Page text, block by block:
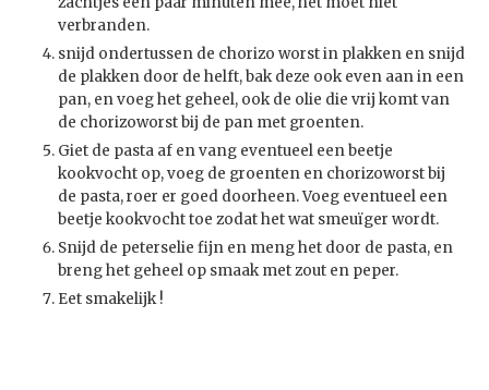
verbranden.
snijd ondertussen de chorizo worst in plakken en snijd
de plakken door de helft, bak deze ook even aan in een
pan, en voeg het geheel, ook de olie die vrij komt van
de chorizoworst bij de pan met groenten.
Giet de pasta af en vang eventueel een beetje
kookvocht op, voeg de groenten en chorizoworst bij
de pasta, roer er goed doorheen. Voeg eventueel een
beetje kookvocht toe zodat het wat smeuïger wordt.
Snijd de peterselie fijn en meng het door de pasta, en
breng het geheel op smaak met zout en peper.
Eet smakelijk !